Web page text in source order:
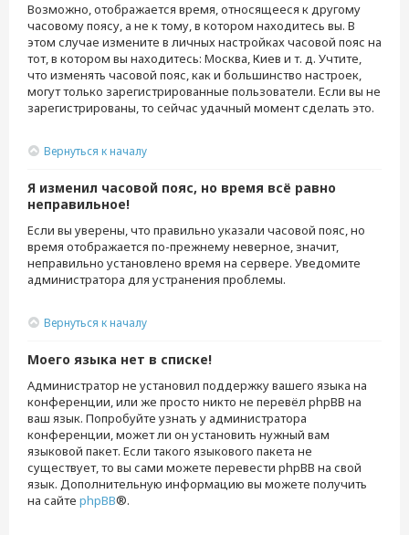
Возможно, отображается время, относящееся к другому
часовому поясу, а не к тому, в котором находитесь вы. В
этом случае измените в личных настройках часовой пояс на
тот, в котором вы находитесь: Москва, Киев и т. д. Учтите,
что изменять часовой пояс, как и большинство настроек,
могут только зарегистрированные пользователи. Если вы не
зарегистрированы, то сейчас удачный момент сделать это.
Вернуться к началу
Я изменил часовой пояс, но время всё равно
неправильное!
Если вы уверены, что правильно указали часовой пояс, но
время отображается по-прежнему неверное, значит,
неправильно установлено время на сервере. Уведомите
администратора для устранения проблемы.
Вернуться к началу
Моего языка нет в списке!
Администратор не установил поддержку вашего языка на
конференции, или же просто никто не перевёл phpBB на
ваш язык. Попробуйте узнать у администратора
конференции, может ли он установить нужный вам
языковой пакет. Если такого языкового пакета не
существует, то вы сами можете перевести phpBB на свой
язык. Дополнительную информацию вы можете получить
на сайте phpBB®.